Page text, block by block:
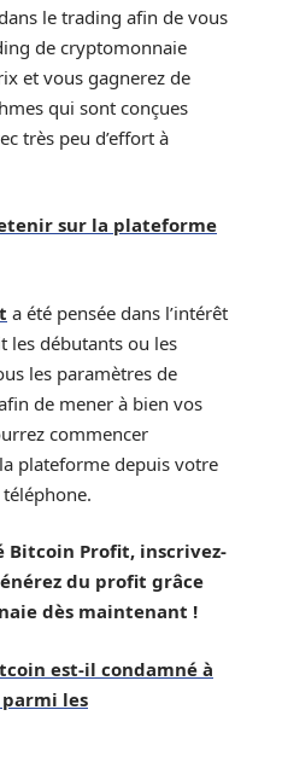
le trading afin de vous
de cryptomonnaie
et vous gagnerez de
qui sont conçues
très peu d’effort à
sur la plateforme
a été pensée dans l’intérêt
les débutants ou les
les paramètres de
de mener à bien vos
commencer
plateforme depuis votre
Bitcoin Profit, inscrivez-
du profit grâce
dès maintenant !
est-il condamné à
les